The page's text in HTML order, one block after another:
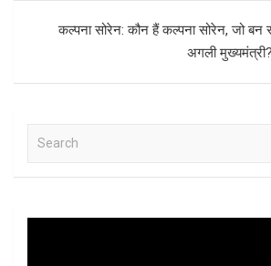
k
p
कल्पना सोरेन: कौन हैं कल्पना सोरेन, जो
अगली
a